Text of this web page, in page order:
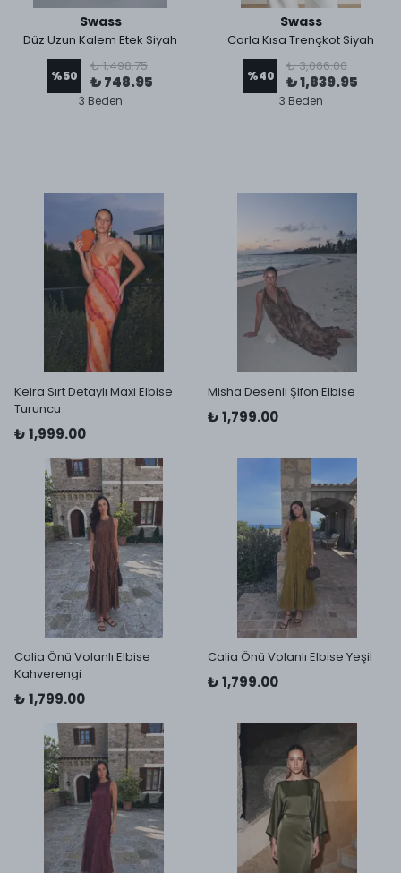
Swass
Düz Uzun Kalem Etek Siyah
%50
₺ 1,498.75
₺ 748.95
3 Beden
Swass
Carla Kısa Trençkot Siyah
%40
₺ 3,066.00
₺ 1,839.95
3 Beden
Keira Sırt Detaylı Maxi Elbise
Turuncu
₺ 1,999.00
Misha Desenli Şifon Elbise
₺ 1,799.00
Calia Önü Volanlı Elbise
Kahverengi
₺ 1,799.00
Calia Önü Volanlı Elbise Yeşil
₺ 1,799.00